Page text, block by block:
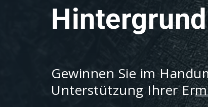
Gewinnen Sie im
Unterstützung Ihrer